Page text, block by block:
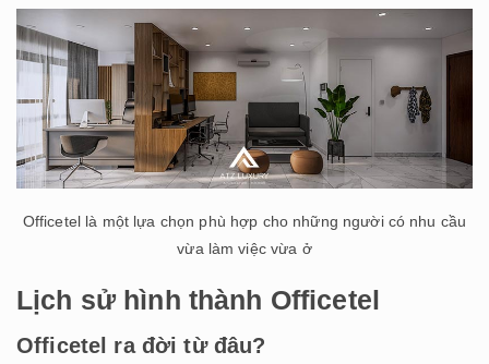
Officetel là một lựa chọn phù hợp cho những người có nhu cầu
vừa làm việc vừa ở
Lịch sử hình thành Officetel
Officetel ra đời từ đâu?